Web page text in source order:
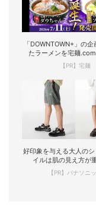
「DOWNTOWN+」の企
たラーメンを宅麺
現！
【PR】宅麺
好印象を与える大人のシ
イルは肌の見え方が
【PR】パナソニ